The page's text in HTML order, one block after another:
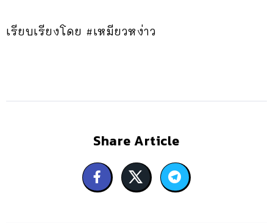
เรียบเรียงโดย #เหมียวหง่าว
Share Article